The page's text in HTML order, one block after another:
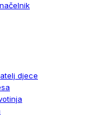
djece